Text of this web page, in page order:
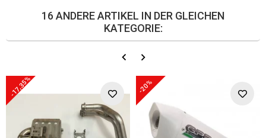
16 ANDERE ARTIKEL IN DER GLEICHEN
KATEGORIE:
-17,35% -20%